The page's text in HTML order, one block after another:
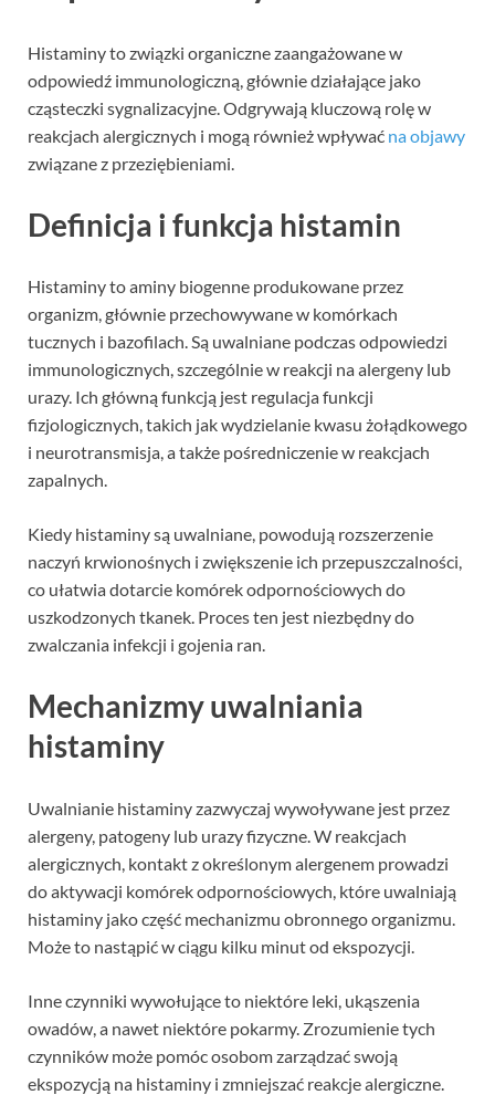
Histaminy to związki organiczne zaangażowane w
odpowiedź immunologiczną, głównie działające jako
cząsteczki sygnalizacyjne. Odgrywają kluczową rolę w
reakcjach alergicznych i mogą również wpływać na objawy
związane z przeziębieniami.
Definicja i funkcja histamin
Histaminy to aminy biogenne produkowane przez
organizm, głównie przechowywane w komórkach
tucznych i bazofilach. Są uwalniane podczas odpowiedzi
immunologicznych, szczególnie w reakcji na alergeny lub
urazy. Ich główną funkcją jest regulacja funkcji
fizjologicznych, takich jak wydzielanie kwasu żołądkowego
i neurotransmisja, a także pośredniczenie w reakcjach
zapalnych.
Kiedy histaminy są uwalniane, powodują rozszerzenie
naczyń krwionośnych i zwiększenie ich przepuszczalności,
co ułatwia dotarcie komórek odpornościowych do
uszkodzonych tkanek. Proces ten jest niezbędny do
zwalczania infekcji i gojenia ran.
Mechanizmy uwalniania
histaminy
Uwalnianie histaminy zazwyczaj wywoływane jest przez
alergeny, patogeny lub urazy fizyczne. W reakcjach
alergicznych, kontakt z określonym alergenem prowadzi
do aktywacji komórek odpornościowych, które uwalniają
histaminy jako część mechanizmu obronnego organizmu.
Może to nastąpić w ciągu kilku minut od ekspozycji.
Inne czynniki wywołujące to niektóre leki, ukąszenia
owadów, a nawet niektóre pokarmy. Zrozumienie tych
czynników może pomóc osobom zarządzać swoją
ekspozycją na histaminy i zmniejszać reakcje alergiczne.